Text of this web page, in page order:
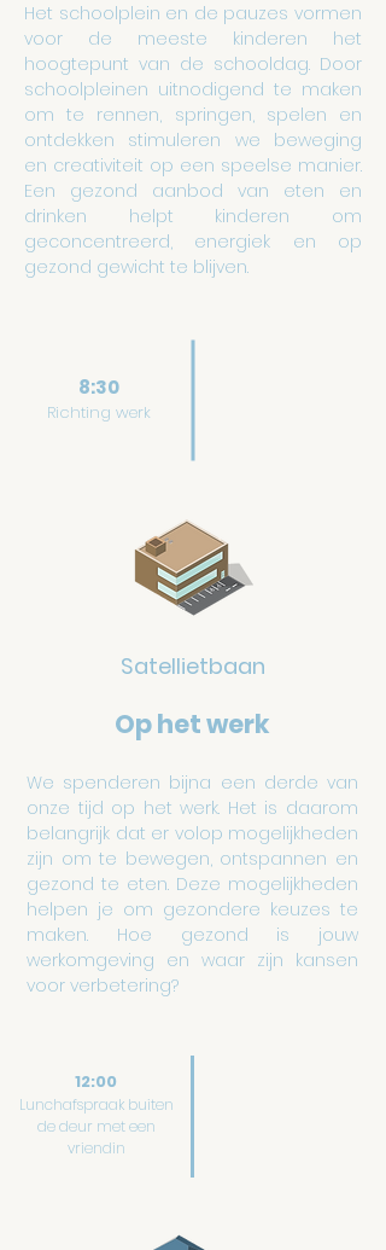
Het schoolplein en de pauzes vormen
voor de meeste kinderen het
hoogtepunt van de schooldag. Door
schoolpleinen uitnodigend te maken
om te rennen, springen, spelen en
ontdekken stimuleren we beweging
en creativiteit op een speelse manier.
Een gezond aanbod van eten en
drinken helpt kinderen om
geconcentreerd, energiek en op
gezond gewicht te blijven.
8:30
Richting werk
Satellietbaan
Op het werk
We spenderen bijna een derde van
onze tijd op het werk. Het is daarom
belangrijk dat er volop mogelijkheden
zijn om te bewegen, ontspannen en
gezond te eten. Deze mogelijkheden
helpen je om gezondere keuzes te
maken. Hoe gezond is jouw
werkomgeving en waar zijn kansen
voor verbetering?
12:00
Lunchafspraak buiten
de deur met een
vriendin